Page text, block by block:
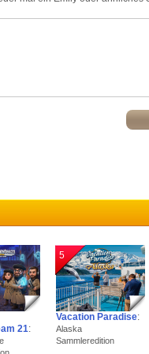
21:
5
Vacation Paradise:
Alaska
Sammleredition